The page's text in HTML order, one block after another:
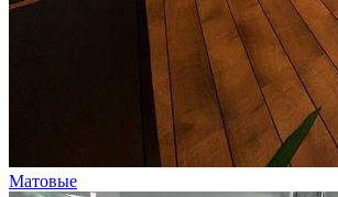
Матовые